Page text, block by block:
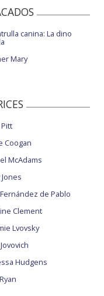
canina: La dino
Mary
Coogan
McAdams
de Pablo
Clement
Lvovsky
Hudgens